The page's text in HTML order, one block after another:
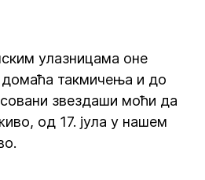
улазницама оне
домаћа такмичења и до
звездаши моћи да
од 17. јула у нашем